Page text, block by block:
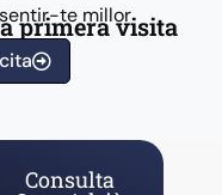
te millor
primera visita
Consulta